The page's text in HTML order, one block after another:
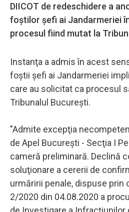
DIICOT de redeschidere a
foştilor şefi ai Jandarmeriei
procesul fiind mutat la
Instanţa a admis în acest
foştii şefi ai Jandarmeriei
care au solicitat ca procesul
Tribunalul Bucureşti.
"Admite excepţia
de Apel Bucureşti - Secţia I
cameră preliminară. Declină
soluţionare a cererii de
urmăririi penale, dispuse prin
2/2020 din 04.08.2020 a